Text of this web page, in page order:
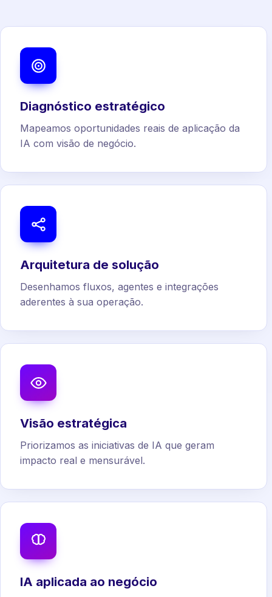
Diagnóstico estratégico
Mapeamos oportunidades reais de aplicação da
IA com visão de negócio.
Arquitetura de solução
Desenhamos fluxos, agentes e integrações
aderentes à sua operação.
Visão estratégica
Priorizamos as iniciativas de IA que geram
impacto real e mensurável.
IA aplicada ao negócio